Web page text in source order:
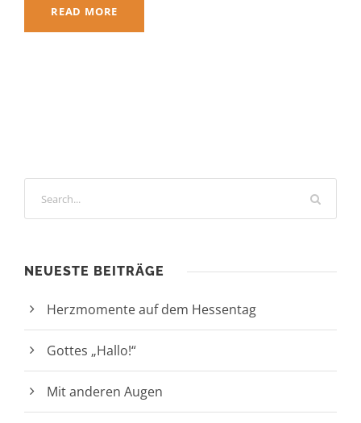
READ MORE
NEUESTE BEITRÄGE
Herzmomente auf dem Hessentag
Gottes „Hallo!“
Mit anderen Augen